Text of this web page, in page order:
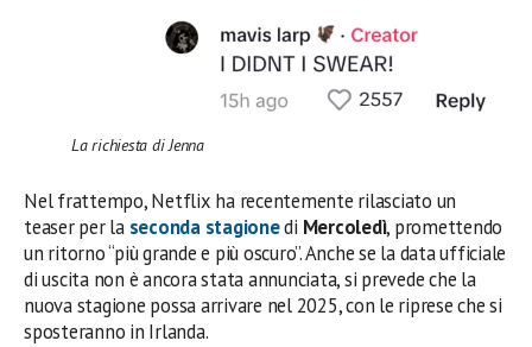
La richiesta di Jenna
Nel frattempo, Netflix ha recentemente rilasciato un
teaser per la seconda stagionedi Mercoledì, promettendo
un ritorno “più grande e più oscuro”. Anche se la data ufficiale
di uscita non è ancora stata annunciata, si prevede che la
nuova stagione possa arrivare nel 2025, con le riprese che si
sposteranno in Irlanda.